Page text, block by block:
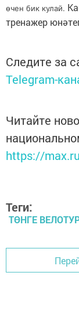
өчен бик кулай.
тренажер
Следите за
Telegram-
Читайте
https://
Теги:
ТӨНГЕ